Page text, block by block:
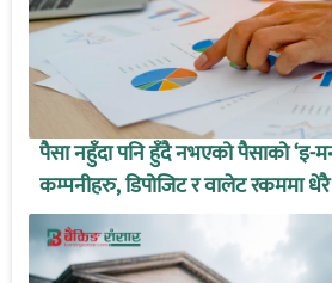
पैसा नहुँदा पनि हुँदै नभएको पैसाको ‘इ-
कम्पनीहरु, डिपोजिट र वालेट रकममा